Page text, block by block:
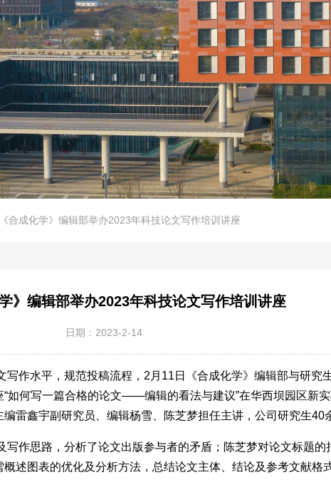
《合成化学》编辑部举办2023年科技论文写作培训讲座
学》编辑部举办2023年科技论文写作培训讲座
日期：2023-2-14
作水平，规范投稿流程，2月11日《合成化学》编辑部与研究
如何写一篇合格的论文——编辑的看法与建议”在华西坝园区新
雷鑫宇副研究员、编辑杨雪、陈芝梦担任主讲，公司研究生40
作思路，分析了论文出版参与者的矛盾；陈芝梦对论文标题的
述图表的优化及分析方法，总结论文主体、结论及参考文献格